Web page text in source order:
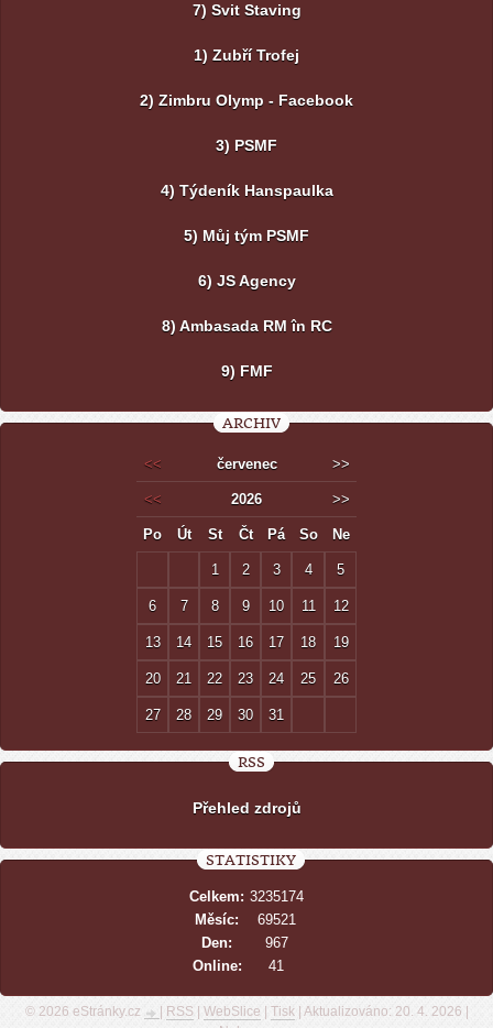
7) Svit Staving
1) Zubří Trofej
2) Zimbru Olymp - Facebook
3) PSMF
4) Týdeník Hanspaulka
5) Můj tým PSMF
6) JS Agency
8) Ambasada RM în RC
9) FMF
ARCHIV
<< červenec >>
<< 2026 >>
Po Út St Čt Pá So Ne
1 2 3 4 5
6 7 8 9 10 11 12
13 14 15 16 17 18 19
20 21 22 23 24 25 26
27 28 29 30 31
RSS
Přehled zdrojů
STATISTIKY
Online: 41
Celkem: 3235174
Měsíc:
69521
Den:
967
© 2026 eStránky.cz RSS| WebSlice Tisk| Aktualizováno: 20. 4. 2026